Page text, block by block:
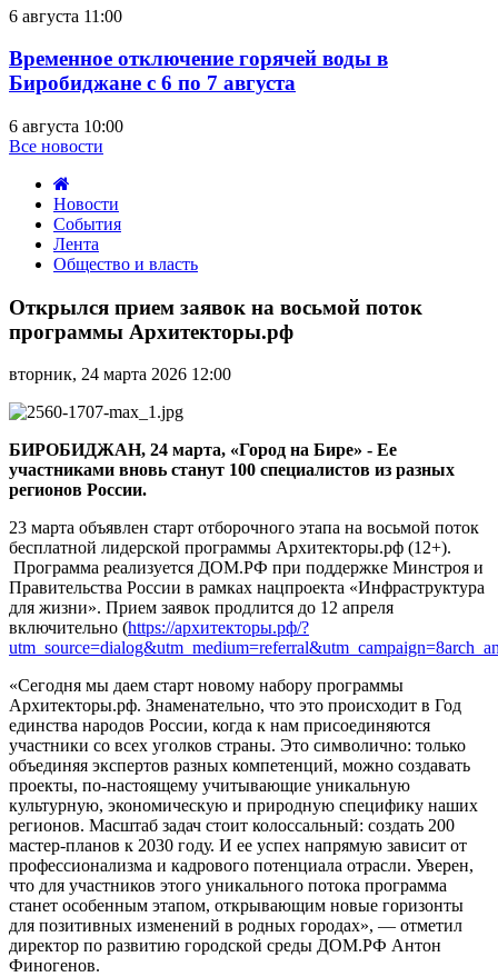
6 августа 11:00
Временное отключение горячей воды в
Биробиджане с 6 по 7 августа
6 августа 10:00
Все новости
Новости
События
Лента
Общество и власть
прием
заявок
на
поток
программы
Архитекторы.рф
Открылся прием заявок на восьмой поток
программы Архитекторы.рф
вторник, 24 марта 2026 12:00
БИРОБИДЖАН, 24 марта, «Город на Бире» - Ее
участниками вновь станут 100 специалистов из разных
регионов России.
23 марта объявлен старт отборочного этапа на восьмой поток
бесплатной лидерской программы Архитекторы.рф (12+).
Программа реализуется ДОМ.РФ при поддержке Минстроя и
Правительства России в рамках нацпроекта «Инфраструктура
для жизни». Прием заявок продлится до 12 апреля
включительно (https://архитекторы.рф/?
«Сегодня мы даем старт новому набору программы
Архитекторы.рф. Знаменательно, что это происходит в Год
единства народов России, когда к нам присоединяются
участники со всех уголков страны. Это символично: только
объединяя экспертов разных компетенций, можно создавать
проекты, по-настоящему учитывающие уникальную
культурную, экономическую и природную специфику наших
регионов. Масштаб задач стоит колоссальный: создать 200
мастер-планов к 2030 году. И ее успех напрямую зависит от
профессионализма и кадрового потенциала отрасли. Уверен,
что для участников этого уникального потока программа
станет особенным этапом, открывающим новые горизонты
для позитивных изменений в родных городах», — отметил
директор по развитию городской среды ДОМ.РФ Антон
Финогенов.